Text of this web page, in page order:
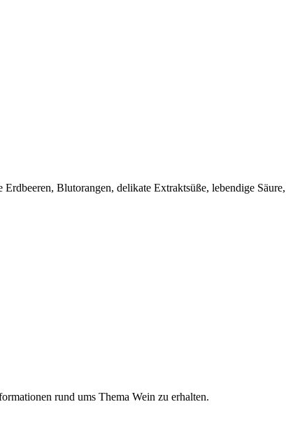
Blutorangen, delikate Extraktsüße, lebendige
rund ums Thema Wein zu erhalten.